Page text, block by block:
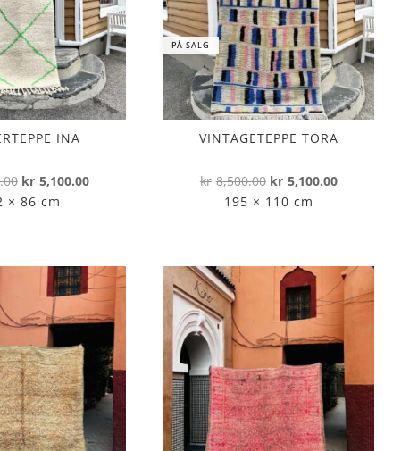
INA
Opprinnelig
pris
kr 5,100.00Nåværende
× 86 cm
PÅ SALG
VINTAGETEPPE TORA
kr 8,500.00 Opprinnelig
pris
kr 5,100.00Nåværende
195 × 110 cm